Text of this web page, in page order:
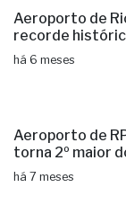
Aeroporto de
recorde
há 6 meses
Aeroporto de
torna 2º maior
há 7 meses